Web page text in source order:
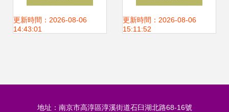
典
更新時間：2026-08-06
14:43:01
藝術
更新時間：2026-08-06
15:11:52
地址：南京市高淳區淳溪街道石臼湖北路68-16號